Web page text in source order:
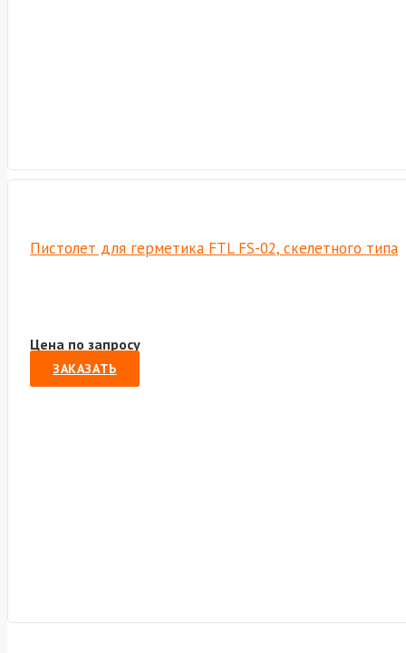
Пистолет для герметика FTL FS-02, скелетного типа
Цена по запросу
ЗАКАЗАТЬ